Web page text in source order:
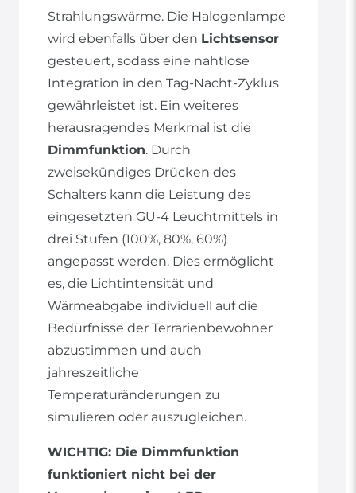
Strahlungswärme. Die Halogenlampe
wird ebenfalls über den Lichtsensor
gesteuert, sodass eine nahtlose
Integration in den Tag-Nacht-Zyklus
gewährleistet ist. Ein weiteres
herausragendes Merkmal ist die
Dimmfunktion. Durch
zweisekündiges Drücken des
Schalters kann die Leistung des
eingesetzten GU-4 Leuchtmittels in
drei Stufen (100%, 80%, 60%)
angepasst werden. Dies ermöglicht
es, die Lichtintensität und
Wärmeabgabe individuell auf die
Bedürfnisse der Terrarienbewohner
abzustimmen und auch
jahreszeitliche
Temperaturänderungen zu
simulieren oder auszugleichen.
WICHTIG: Die Dimmfunktion
funktioniert nicht bei der